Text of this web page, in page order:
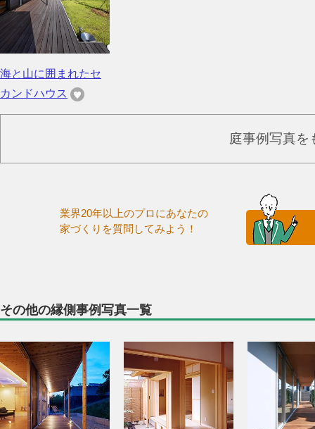
海と山に囲まれたセ
カンドハウス
庭事例写真を
業界20年以上のプロにあなたの
家づくりを質問してみよう！
その他の縁側事例写真一覧